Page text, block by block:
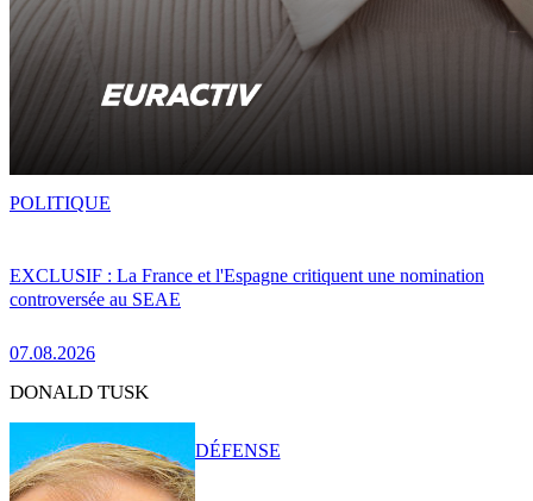
EXCLUSIF : La France et l'Espagne critiquent une nomination
controversée au SEAE
07.08.2026
POLITIQUE
DONALD TUSK
DÉFENSE